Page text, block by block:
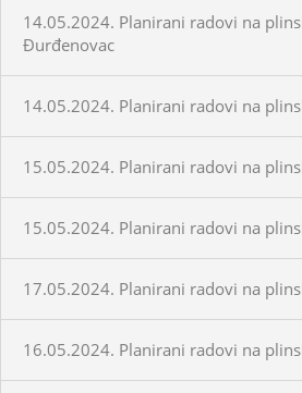
14.05.2024. Planirani radovi na
Đurđenovac
14.05.2024. Planirani radovi na
15.05.2024. Planirani radovi na
15.05.2024. Planirani radovi na
17.05.2024. Planirani radovi na
16.05.2024. Planirani radovi na